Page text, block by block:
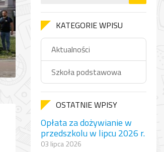
KATEGORIE WPISU
Aktualności
Szkoła podstawowa
OSTATNIE WPISY
Opłata za dożywianie w
przedszkolu w lipcu 2026 r.
03 lipca 2026